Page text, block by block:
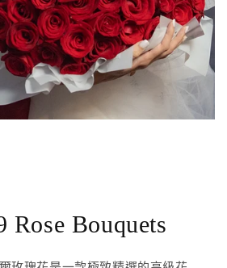
Rose Bouquets